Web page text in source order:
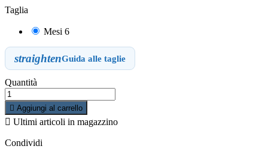
Taglia
Mesi 6
straightenGuida alle taglie
Quantità
 Aggiungi al carrello
 Ultimi articoli in magazzino
Condividi